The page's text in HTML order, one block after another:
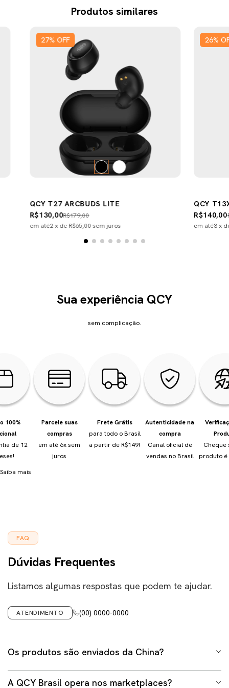
Produtos similares
27% OFF
QCY T27 ARCBUDS LITE
R$179,00
R$130,00
em até2x de R$65,00sem juros
26%
QCY
R$140,00
em até3 x
Sua experiência QCY
sem complicação.
100%
de 12
Parcele suas
compras
em até 6x sem
juros
Frete Grátis
para todo o Brasil
a partir de R$149!
Autenticidade na
compra
Canal oficial de
vendas no Brasil
Cheque
produto é
Saiba mais
FAQ
Dúvidas Frequentes
Listamos algumas respostas que podem te ajudar.
ATENDIMENTO (00) 0000-0000
Os produtos são enviados da China?
A QCY Brasil opera nos marketplaces?